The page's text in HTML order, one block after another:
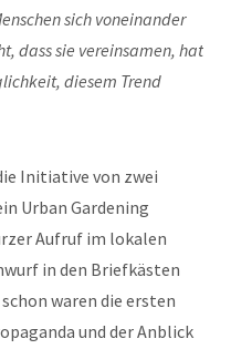
sich voneinander
dass sie vereinsamen, hat
diesem Trend
Initiative von zwei
Urban Gardening
Aufruf im lokalen
in den Briefkästen
waren die ersten
und der Anblick